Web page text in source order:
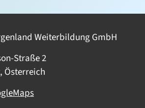
Weiterbildung GmbH
Straße 2
Österreich